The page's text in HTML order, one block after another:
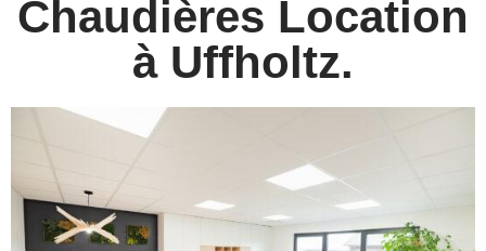
Chaudières Location
à Uffholtz.